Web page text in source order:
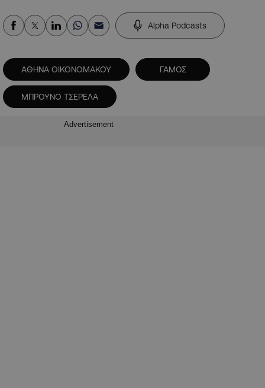
Alpha Podcasts
ΑΘΗΝΑ ΟΙΚΟΝΟΜΑΚΟΥ ΓΑΜΟΣ
ΜΠΡΟΥΝΟ ΤΣΕΡΕΛΑ
Advertisement